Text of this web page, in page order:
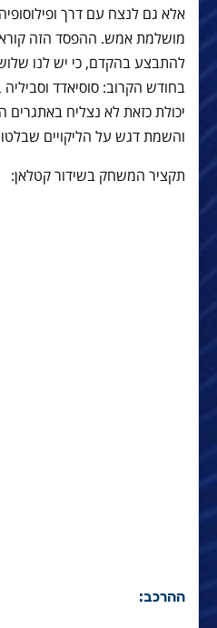
אלא גם לנצח עם דרך
מושלמת אמש. ההפסד הזה קורא
להתבצע בהקדם, כי יש לנו
בחודש הקרוב: סוסיאדד
יכולת כזאת לא נצליח
והשמת דגש על הליקויים
תקציר המשחק בשידור קטלאן:
ההרכב: